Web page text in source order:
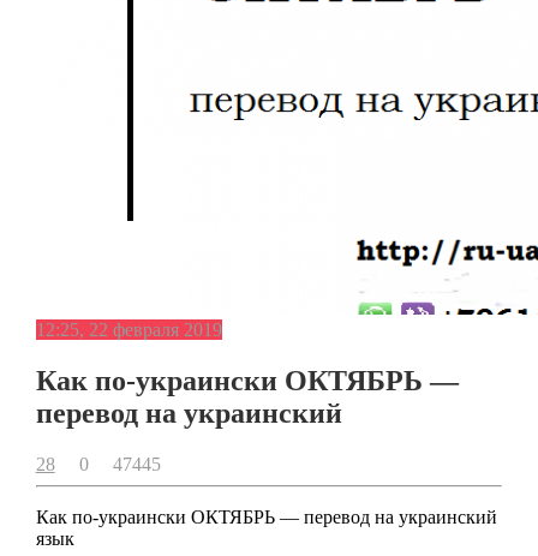
12:25, 22 февраля 2019
Как по-украински ОКТЯБРЬ —
перевод на украинский
28 0 47445
Как по-украински ОКТЯБРЬ — перевод на украинский
язык